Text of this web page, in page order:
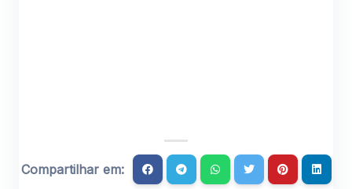
Compartilhar em: